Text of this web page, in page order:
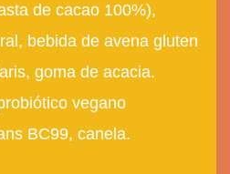
de cacao 100%),
bebida de avena gluten
goma de acacia.
vegano
BC99, canela.